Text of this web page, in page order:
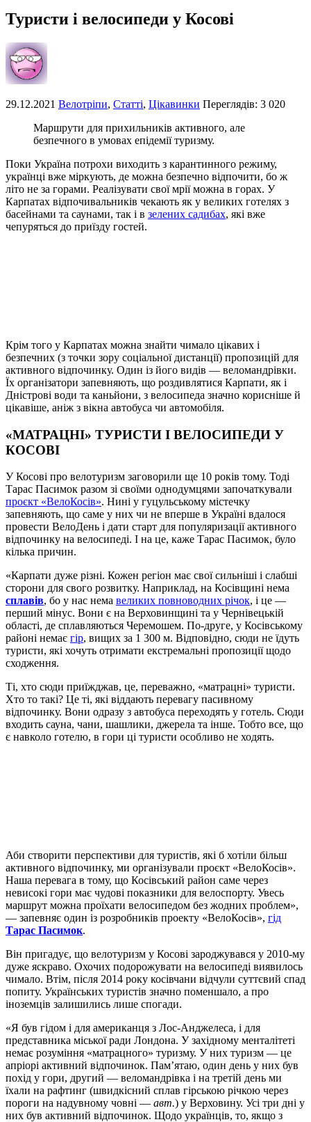
Туристи і велосипеди у Косові
29.12.2021 Велотріпи, Статті, Цікавинки Переглядів: 3 020
Маршрути для прихильників активного, але
безпечного в умовах епідемії туризму.
Поки Україна потрохи виходить з карантинного режиму,
українці вже міркують, де можна безпечно відпочити, бо ж
літо не за горами. Реалізувати свої мрії можна в горах. У
Карпатах відпочивальників чекають як у великих готелях з
басейнами та саунами, так і в зелених садибах, які вже
чепуряться до приїзду гостей.
Крім того у Карпатах можна знайти чимало цікавих і
безпечних (з точки зору соціальної дистанції) пропозицій для
активного відпочинку. Один із його видів — веломандрівки.
Їх організатори запевняють, що роздивлятися Карпати, як і
Дністрові води та каньйони, з велосипеда значно корисніше й
цікавіше, аніж з вікна автобуса чи автомобіля.
«МАТРАЦНІ» ТУРИСТИ І ВЕЛОСИПЕДИ У
КОСОВІ
У Косові про велотуризм заговорили ще 10 років тому. Тоді
Тарас Пасимок разом зі своїми однодумцями започаткували
проєкт «ВелоКосів». Нині у гуцульському містечку
запевняють, що саме у них чи не вперше в Україні вдалося
провести ВелоДень і дати старт для популяризації активного
відпочинку на велосипеді. І на це, каже Тарас Пасимок, було
кілька причин.
«Карпати дуже різні. Кожен регіон має свої сильніші і слабші
сторони для свого розвитку. Наприклад, на Косівщині нема
сплавів, бо у нас нема великих повноводних річок, і це —
перший мінус. Вони є на Верховинщині та у Чернівецькій
області, де сплавляються Черемошем. По-друге, у Косівському
районі немає гір, вищих за 1 300 м. Відповідно, сюди не їдуть
туристи, які хочуть отримати екстремальні пропозиції щодо
сходження.
Ті, хто сюди приїжджав, це, переважно, «матрацні» туристи.
Хто то такі? Це ті, які віддають перевагу пасивному
відпочинку. Вони одразу з автобуса переходять у готель. Сюди
входить сауна, чани, шашлики, джерела та інше. Тобто все, що
є навколо готелю, в гори ці туристи особливо не ходять.
Аби створити перспективи для туристів, які б хотіли більш
активного відпочинку, ми організували проєкт «ВелоКосів».
Наша перевага в тому, що Косівський район саме через
невисокі гори має чудові показники для велоспорту. Увесь
маршрут можна проїхати велосипедом без жодних проблем»,
— запевняє один із розробників проекту «ВелоКосів», гід
Тарас Пасимок.
Він пригадує, що велотуризм у Косові зароджувався у 2010-му
дуже яскраво. Охочих подорожувати на велосипеді виявилось
чимало. Втім, після 2014 року косівчани відчули суттєвий спад
попиту. Українських туристів значно поменшало, а про
іноземців залишились лише спогади.
«Я був гідом і для американця з Лос-Анджелеса, і для
представника міської ради Лондона. У західному менталітеті
немає розуміння «матрацного» туризму. У них туризм — це
апріорі активний відпочинок. Пам’ятаю, один день у них був
похід у гори, другий — веломандрівка і на третій день ми
їхали на рафтинг (швидкісний сплав гірською річкою через
пороги на надувному човні — авт.) у Верховину. Усі три дні у
них був активний відпочинок. Щодо українців, то, якщо з